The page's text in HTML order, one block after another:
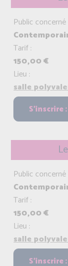
Public concerné
Tarif :
150,00 €
Lieu :
salle
Public concerné
Tarif :
150,00 €
Lieu :
salle